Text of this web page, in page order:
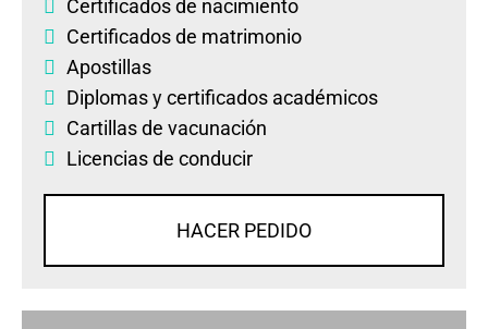
Certificados de nacimiento
Certificados de matrimonio
Apostillas
Diplomasycertificados académicos
Cartillas de vacunación
Licencias de conducir
HACER PEDIDO